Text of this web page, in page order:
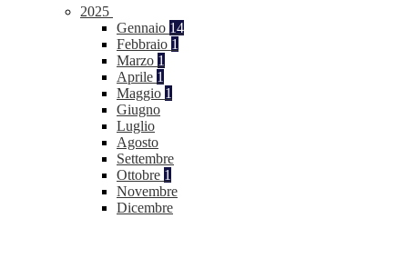
2025
Gennaio 14
Febbraio 1
Marzo 1
Aprile 1
Maggio 1
Giugno
Luglio
Agosto
Settembre
Ottobre 1
Novembre
Dicembre